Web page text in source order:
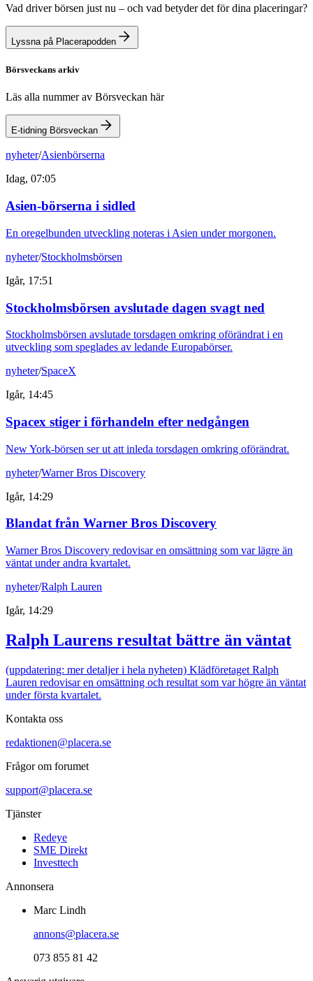
Vad driver börsen just nu – och vad betyder det för dina placeringar?
Lyssna på Placerapodden
Börsveckans arkiv
Läs alla nummer av Börsveckan här
E-tidning Börsveckan
nyheter/Asienbörserna
Idag, 07:05
Asien-börserna i sidled
En oregelbunden utveckling noteras i Asien under morgonen.
nyheter/Stockholmsbörsen
Igår, 17:51
Stockholmsbörsen avslutade dagen svagt ned
Stockholmsbörsen avslutade torsdagen omkring oförändrat i en
utveckling som speglades av ledande Europabörser.
nyheter/SpaceX
Igår, 14:45
Spacex stiger i förhandeln efter nedgången
New York-börsen ser ut att inleda torsdagen omkring oförändrat.
nyheter/Warner Bros Discovery
Igår, 14:29
Blandat från Warner Bros Discovery
Warner Bros Discovery redovisar en omsättning som var lägre än
väntat under andra kvartalet.
nyheter/Ralph Lauren
Igår, 14:29
Ralph Laurens resultat bättre än väntat
(uppdatering: mer detaljer i hela nyheten) Klädföretaget Ralph
Lauren redovisar en omsättning och resultat som var högre än väntat
under första kvartalet.
Kontakta oss
redaktionen@placera.se
Frågor om forumet
support@placera.se
Tjänster
Redeye
SME Direkt
Investtech
Annonsera
Marc Lindh
annons@placera.se
073 855 81 42